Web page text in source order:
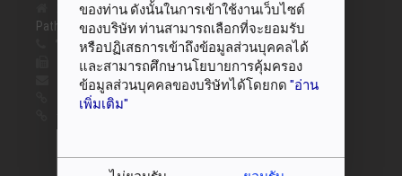
2 Soi Phaholyothin 96, Prachatipat, Thanyaburi
Pathumthani, 12130, Thailand
電話番号 :+66(0)2516-9823-5, +66(0)2516-1128-9
ファックス :+66(0)2516-9385, +66(0)2516-9826
Eメール :trading@sanko.co.th
ウェブ :www.sanko.co.th
ของท่าน ดังนั้นในการเข้าใช้งานเว็บไซต์
ของบริษัท ท่านสามารถเลือกที่จะยอมรับ
หรือปฏิเสธการเข้าถึงข้อมูลส่วนบุคคลได้
และสามารถศึกษานโยบายการคุ้มครอง
ข้อมูลส่วนบุคคลของบริษัทได้โดยกด "อ่าน
เพิ่มเติม"